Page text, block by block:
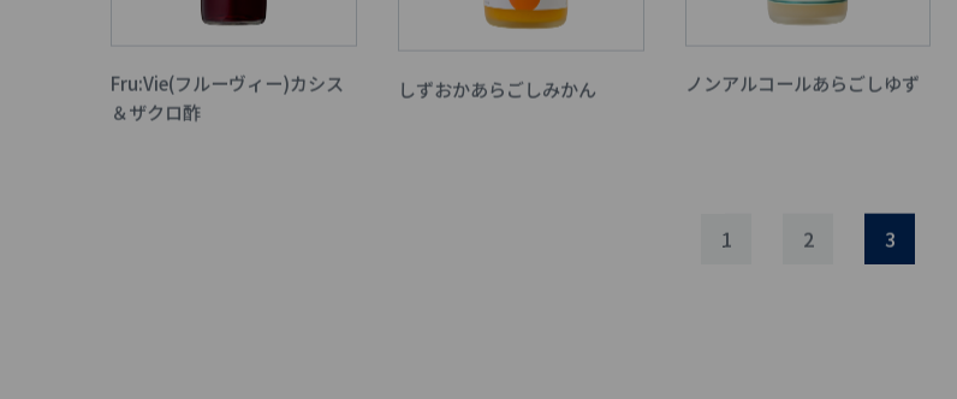
Fru:Vie(フルーヴィー)カシス
＆ザクロ酢
しずおかあらごしみかん ノンアルコールあらごしゆず
1 2 3